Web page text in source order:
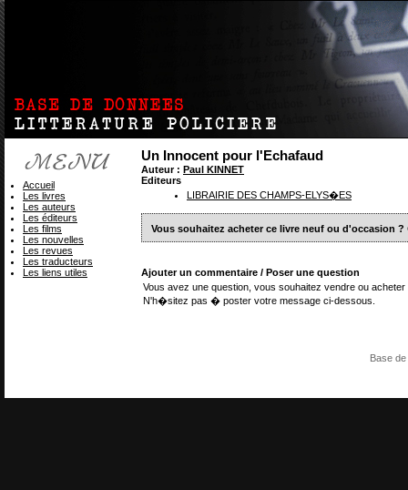
Un Innocent pour l'Echafaud
Auteur : Paul KINNET
Editeurs
LIBRAIRIE DES CHAMPS-ELYS�ES
Vous souhaitez acheter ce livre neuf ou d'occasion ?
Ajouter un commentaire / Poser une question
Vous avez une question, vous souhaitez vendre ou
N'h�sitez pas � poster votre message ci-dessous.
Accueil
Les livres
Les auteurs
Les éditeurs
Les films
Les nouvelles
Les revues
Les traducteurs
Les liens utiles
Base